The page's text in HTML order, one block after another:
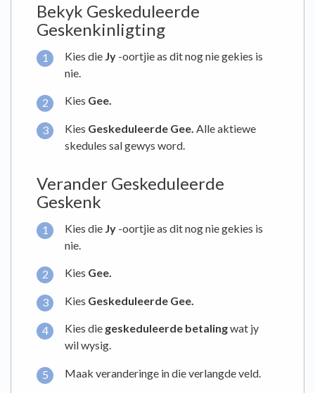
Bekyk Geskeduleerde
Geskenkinligting
Kies die Jy -oortjie as dit nog nie gekies is
nie.
Kies Gee.
Kies Geskeduleerde Gee. Alle aktiewe
skedules sal gewys word.
Verander Geskeduleerde
Geskenk
Kies die Jy -oortjie as dit nog nie gekies is
nie.
Kies Gee.
Kies Geskeduleerde Gee.
Kies die geskeduleerde betalingwat jy
wil wysig.
Maak veranderinge in die verlangde veld.